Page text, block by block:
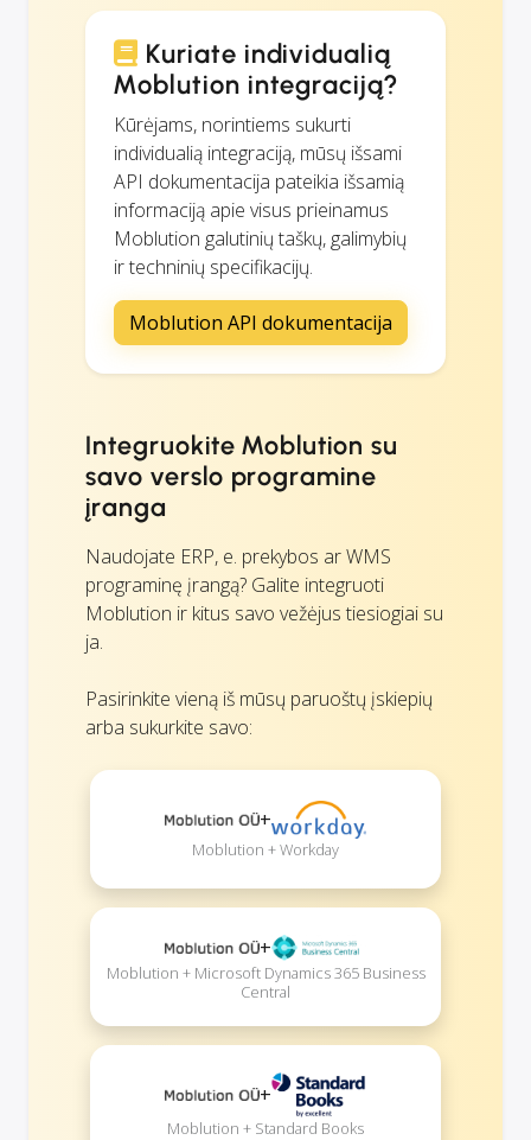
Kuriate individualią
Moblution integraciją?
Kūrėjams, norintiems sukurti
individualią integraciją, mūsų išsami
API dokumentacija pateikia išsamią
informaciją apie visus prieinamus
Moblution galutinių taškų, galimybių
ir techninių specifikacijų.
Moblution API dokumentacija
Integruokite Moblution su
savo verslo programine
įranga
Naudojate ERP, e. prekybos ar WMS
programinę įrangą? Galite integruoti
Moblution ir kitus savo vežėjus tiesiogiai su
ja.
Pasirinkite vieną iš mūsų paruoštų įskiepių
arba sukurkite savo:
+
Moblution + Workday
+
Moblution + Microsoft Dynamics 365 Business
Central
+
Moblution + Standard Books